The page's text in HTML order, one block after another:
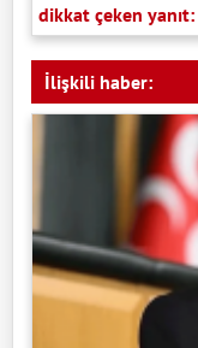
İlişkili haber: